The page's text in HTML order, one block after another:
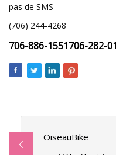
pas de SMS
(706) 244-4268
706-886-1551706-282-
OiseauBike